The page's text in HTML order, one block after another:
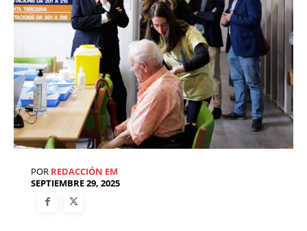
POR REDACCIÓN EM
SEPTIEMBRE 29, 2025